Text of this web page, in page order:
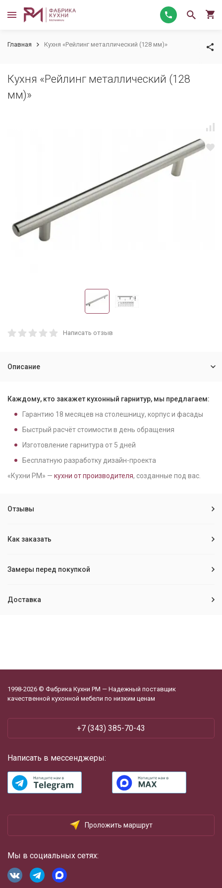
Главная Кухня «Рейлинг металлический (128 мм)»
Кухня «Рейлинг металлический (128
мм)»
Написать отзыв
Описание
Каждому, кто закажет кухонный гарнитур, мы предлагаем:
Гарантию 18 месяцев на столешницу, корпус и фасады
Быстрый расчёт стоимости в день обращения
Изготовление гарнитура от 5 дней
Бесплатную разработку дизайн-проекта
«Кухни РМ» — кухни от производителя, созданные под вас.
Отзывы
Как заказать
Замеры перед покупкой
Доставка
1998-2026 © Фабрика Кухни РМ — Надежный поставщик
качественной кухонной мебели по низким ценам
+7 (343) 385-70-43
Написать в мессенджеры:
Проложить маршрут
Мы в социальных сетях: